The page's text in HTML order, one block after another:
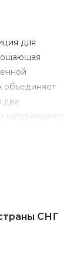
для
объединяет
два
натурального
создавая
x 80 x 74 см),
СНГ